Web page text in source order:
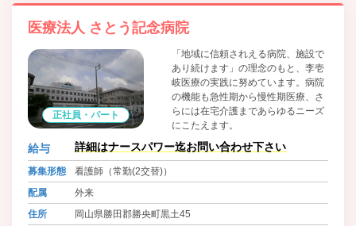
医療法人 さとう記念病院
正社員・パート
「地域に信頼されえる病院、施設で
あり続けます」の理念のもと、李壱
岐医療の実践に努めています。病院
の機能も急性期から慢性期医療、さ
らには在宅介護まであらゆるニーズ
にこたえます。
給与 詳細はナースパワー迄お問い合わせ下さい
募集形態
看護師（常勤(2交替)）
配属
外来
住所
岡山県勝田郡勝央町黒土45